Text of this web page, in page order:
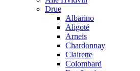
Drue
Albarino
Aligoté
Arneis
Chardonnay
Clairette
Colombard